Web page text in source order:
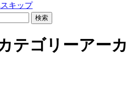
キップ
テゴリーアーカ